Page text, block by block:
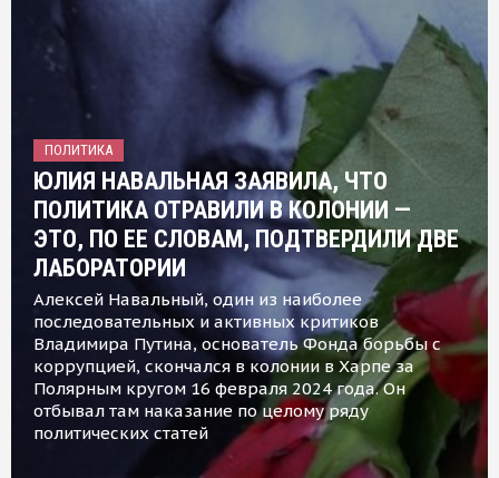
ПОЛИТИКА
ЮЛИЯ НАВАЛЬНАЯ ЗАЯВИЛА, ЧТО
ПОЛИТИКА ОТРАВИЛИ В КОЛОНИИ —
ЭТО, ПО ЕЕ СЛОВАМ, ПОДТВЕРДИЛИ ДВЕ
ЛАБОРАТОРИИ
Алексей Навальный, один из наиболее
последовательных и активных критиков
Владимира Путина, основатель Фонда борьбы с
коррупцией, скончался в колонии в Харпе за
Полярным кругом 16 февраля 2024 года. Он
отбывал там наказание по целому ряду
политических статей